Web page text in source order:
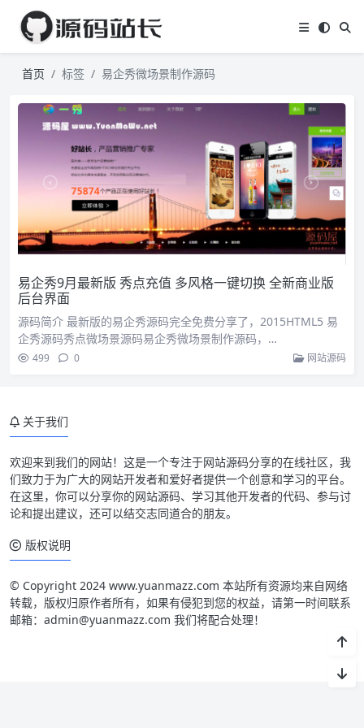
首页 标签 易企秀微场景制作源码
易企秀9月最新版 秀点充值 多风格一键切换 全新商业版
后台界面
源码简介 最新版的易企秀源码完全免费分享了，2015HTML5 易
企秀源码秀点微场景源码易企秀微场景制作源码，…
499 0 网站源码
关于我们
欢迎来到我们的网站！这是一个专注于网站源码分享的在线社区，我
们致力于为广大的网站开发者和爱好者提供一个创意和学习的平台。
在这里，你可以分享你的网站源码、学习其他开发者的代码、参与讨
论和提出建议，还可以结交志同道合的朋友。
版权说明
© Copyright 2024 www.yuanmazz.com 本站所有资源均来自网络
转载，版权归原作者所有，如果有侵犯到您的权益，请第一时间联系
邮箱：admin@yuanmazz.com 我们将配合处理！